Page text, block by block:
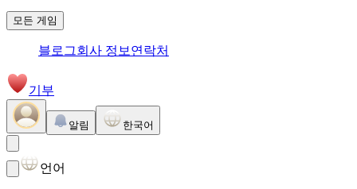
모든 게임
블로그회사 정보 연락처
기부
알림 한국어
언어